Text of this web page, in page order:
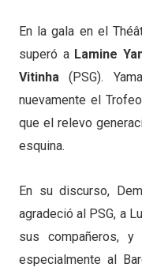
En la gala en el
superó a Lamine
Vitinha (PSG).
nuevamente el
que el relevo
esquina.
En su discurso,
agradeció al PSG, a
sus compañeros,
especialmente al